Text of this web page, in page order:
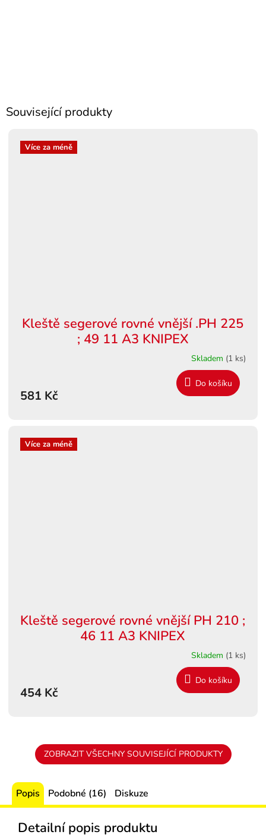
Související produkty
Více za méně
Kleště segerové rovné vnější .PH 225
; 49 11 A3 KNIPEX
Skladem (1 ks)
581 Kč
Do košíku
Více za méně
Kleště segerové rovné vnější PH 210 ;
46 11 A3 KNIPEX
Skladem (1 ks)
454 Kč
Do košíku
ZOBRAZIT VŠECHNY SOUVISEJÍCÍ PRODUKTY
Popis Podobné (16) Diskuze
Detailní popis produktu